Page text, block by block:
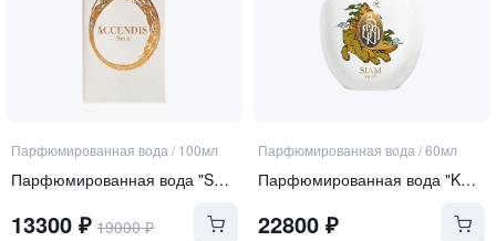
Парфюмированная вода / 100мл
Парфюмированная вода "SERA"
13300 ₽ 19000₽
Парфюмированная вода /60мл
Парфюмированная вода "KURMA"
22800₽